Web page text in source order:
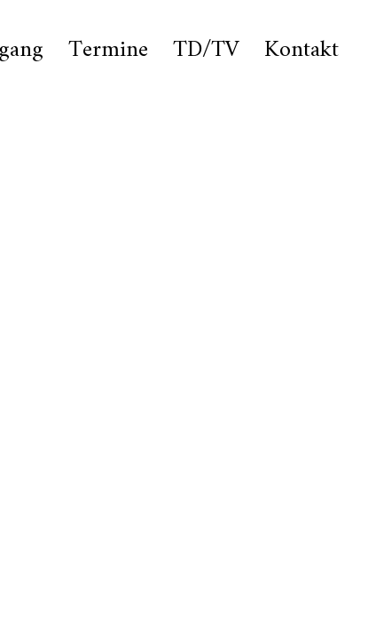
Termine TD/TV Kontakt